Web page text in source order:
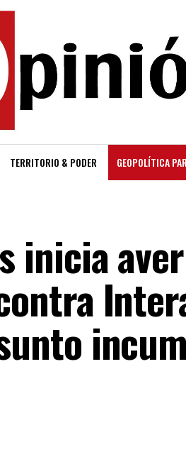
TERRITORIO & PODER GEOPOLÍTICA
inicia